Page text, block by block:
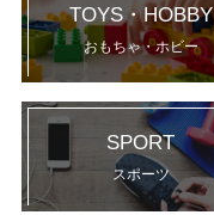
TOYS・HOBBY
おもちゃ・ホビー
SPORT
スポーツ